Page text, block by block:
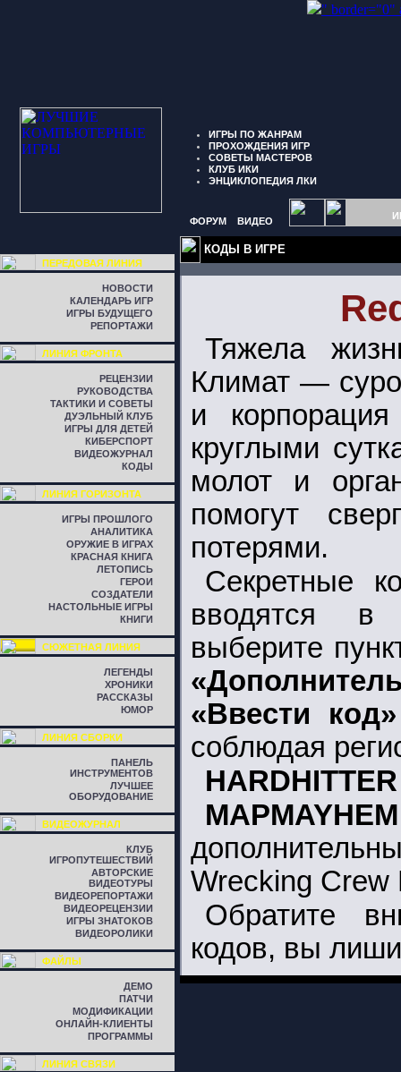
" border="0"
ИГРЫ ПО ЖАНРАМ
ПРОХОЖДЕНИЯ ИГР
СОВЕТЫ МАСТЕРОВ
КЛУБ ИКИ
ЭНЦИКЛОПЕДИЯ ЛКИ
ФОРУМ ВИДЕО
ПЕРЕДОВАЯ ЛИНИЯ
НОВОСТИ
КАЛЕНДАРЬ ИГР
ИГРЫ БУДУЩЕГО
РЕПОРТАЖИ
ЛИНИЯ ФРОНТА
РЕЦЕНЗИИ
РУКОВОДСТВА
ТАКТИКИ И СОВЕТЫ
ДУЭЛЬНЫЙ КЛУБ
ИГРЫ ДЛЯ ДЕТЕЙ
КИБЕРСПОРТ
ВИДЕОЖУРНАЛ
КОДЫ
ЛИНИЯ ГОРИЗОНТА
ИГРЫ ПРОШЛОГО
АНАЛИТИКА
ОРУЖИЕ В ИГРАХ
КРАСНАЯ КНИГА
ЛЕТОПИСЬ
ГЕРОИ
СОЗДАТЕЛИ
НАСТОЛЬНЫЕ ИГРЫ
КНИГИ
СЮЖЕТНАЯ ЛИНИЯ
ЛЕГЕНДЫ
ХРОНИКИ
РАССКАЗЫ
ЮМОР
ЛИНИЯ СБОРКИ
ПАНЕЛЬ
ИНСТРУМЕНТОВ
ЛУЧШЕЕ
ОБОРУДОВАНИЕ
ВИДЕОЖУРНАЛ
КЛУБ
ИГРОПУТЕШЕСТВИЙ
АВТОРСКИЕ
ВИДЕОТУРЫ
ВИДЕОРЕПОРТАЖИ
ВИДЕОРЕЦЕНЗИИ
ИГРЫ ЗНАТОКОВ
ВИДЕОРОЛИКИ
ФАЙЛЫ
ДЕМО
ПАТЧИ
МОДИФИКАЦИИ
ОНЛАЙН-КЛИЕНТЫ
ПРОГРАММЫ
ЛИНИЯ СВЯЗИ
КОДЫ В ИГРЕ
Тяжела
Климат —
и
круглыми
молот и
помогут
потерями.
Секретные
вводятся в
выберите
«Ввести код»
соблюдая
HARDHITTER
MAPMAYHEM
Wrecking Crew
Обратите
кодов, вы